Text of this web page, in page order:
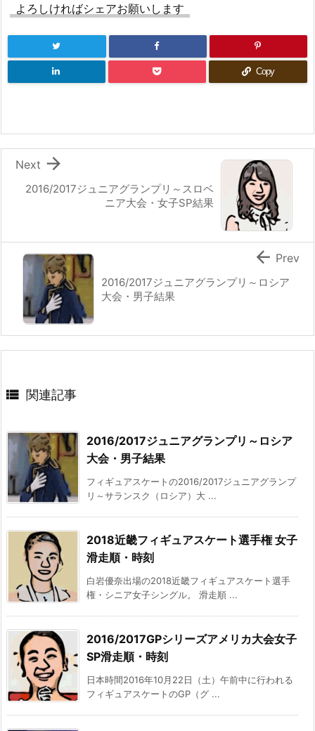
よろしければシェアお願いします
Copy
2016/2017ジュニアグランプリ～スロベ
ニア大会・女子SP結果

Next
2016/2017ジュニアグランプリ～ロシア
大会・男子結果
 Prev
 関連記事
2016/2017ジュニアグランプリ～ロシア
大会・男子結果
フィギュアスケートの2016/2017ジュニアグランプ
リ～サランスク（ロシア）大 ...
2018近畿フィギュアスケート選手権 女子
滑走順・時刻
白岩優奈出場の2018近畿フィギュアスケート選手
権・シニア女子シングル。 滑走順 ...
2016/2017GPシリーズアメリカ大会女子
SP滑走順・時刻
日本時間2016年10月22日（土）午前中に行われる
フィギュアスケートのGP（グ ...